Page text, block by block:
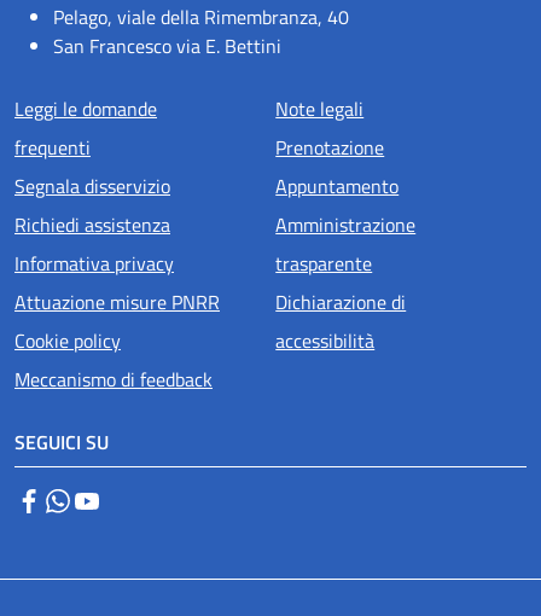
Pelago, viale della Rimembranza, 40
San Francesco via E. Bettini
Menu piè di pagina
Leggi le domande
frequenti
Segnala disservizio
Richiedi assistenza
Informativa privacy
Attuazione misure PNRR
Cookie policy
Meccanismo di feedback
Note legali
Prenotazione
Appuntamento
Amministrazione
trasparente
Dichiarazione di
accessibilità
SEGUICI SU
FacebookWhatsApp